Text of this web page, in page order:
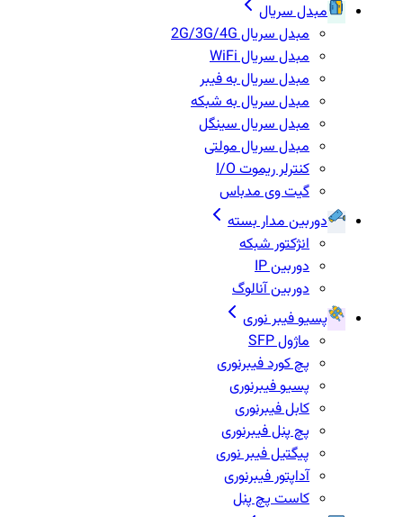
مبدل سریال
مبدل سریال 2G/3G/4G
مبدل سریال WiFi
مبدل سریال به فیبر
مبدل سریال به شبکه
مبدل سریال سینگل
مبدل سریال مولتی
کنترلر ریموت I/O
گیت وی مدباس
دوربین مدار بسته
انژکتور شبکه
دوربین IP
دوربین آنالوگ
پسیو فیبر نوری
ماژول SFP
پچ کورد فیبرنوری
پسیو فیبرنوری
کابل فیبرنوری
پچ پنل فیبرنوری
پیگتیل فیبر نوری
آداپتور فیبرنوری
کاست پچ پنل